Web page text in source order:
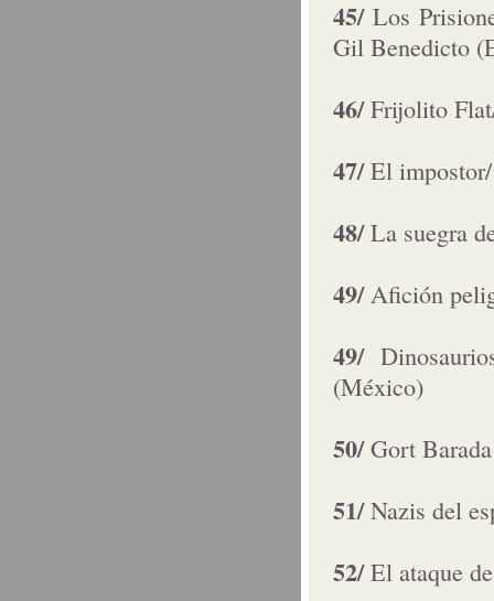
45/ Los
Gil Benedicto
46/Frijolito
47/El
48/La suegra
49/Afición
49/
(México)
50/Gort
51/Nazis del
52/El ataque